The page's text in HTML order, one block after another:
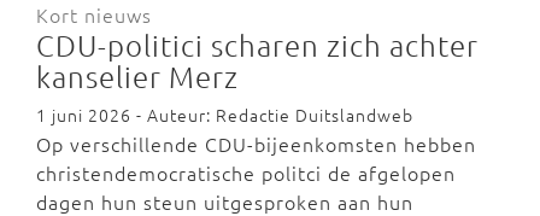
Kort nieuws
CDU-politici scharen zich achter
kanselier Merz
1 juni 2026 - Auteur: Redactie Duitslandweb
Op verschillende CDU-bijeenkomsten hebben
christendemocratische politci de afgelopen
dagen hun steun uitgesproken aan hun